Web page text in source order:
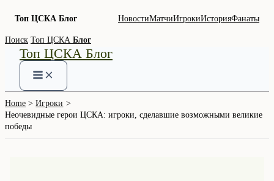
Топ ЦСКА Блог НовостиМатчиИгрокиИсторияФанаты
Skip
content
Поиск Топ ЦСКА Блог
Топ ЦСКА Блог
Home
Игроки
Неочевидные герои ЦСКА: игроки, сделавшие возможными великие
победы